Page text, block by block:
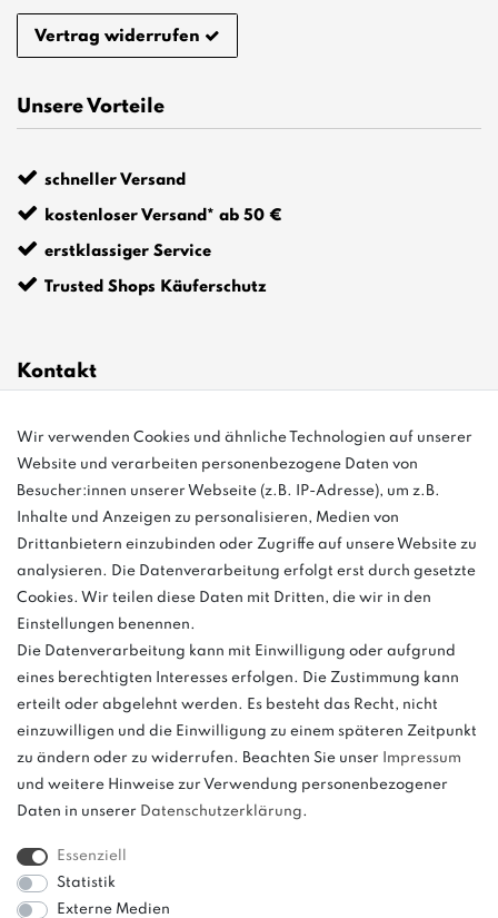
Vertrag widerrufen
Unsere Vorteile
schneller Versand
kostenloser Versand* ab 50 €
erstklassiger Service
Trusted Shops Käuferschutz
Kontakt
info@bonvenon.de
03763 4048350
Montag - Freitag, 08:00 - 16:00
Anrufe aus dem dt. Festnetz zum Ortstarif, Preise aus dem Mobilfunknetz
ggf. abweichend (abhängig vom Provider).
und
weitere.
Wir verwenden Cookies und ähnliche Technologien auf unserer
Website und verarbeiten personenbezogene Daten von
Besucher:innen unserer Webseite (z.B. IP-Adresse), um z.B.
Inhalte und Anzeigen zu personalisieren, Medien von
Drittanbietern einzubinden oder Zugriffe auf unsere Website zu
analysieren. Die Datenverarbeitung erfolgt erst durch gesetzte
Cookies. Wir teilen diese Daten mit Dritten, die wir in den
Einstellungen benennen.
Die Datenverarbeitung kann mit Einwilligung oder aufgrund
eines berechtigten Interesses erfolgen. Die Zustimmung kann
erteilt oder abgelehnt werden. Es besteht das Recht, nicht
einzuwilligen und die Einwilligung zu einem späteren Zeitpunkt
zu ändern oder zu widerrufen. Beachten Sie unser
Impressum
und weitere Hinweise zur Verwendung personenbezogener
Daten in unserer Daten­schutz­erklärung.
Essenziell
Statistik
Externe Medien
Sinne einer Preisermäßigung, sondern lediglich
einen Preisvergleich zur unverbindlichen
Preisempfehlung seitens des Herstellers dar.